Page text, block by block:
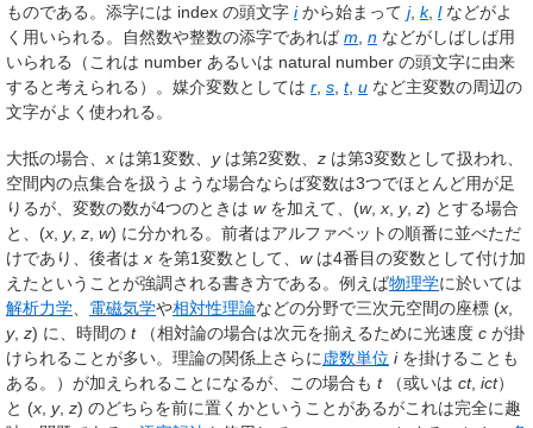
ものである。添字には index の頭文字 iから始まって j, k, lなどがよ
く用いられる。自然数や整数の添字であれば m n などがしばしば用
いられる（これは number あるいは natural number の頭文字に由来
すると考えられる）。媒介変数としては r s t, u など主変数の周辺の
文字がよく使われる。
大抵の場合、x は第1変数、 yは第2変数、 z は第3変数として扱われ、
空間内の点集合を扱うような場合ならば変数は3つでほとんど用が足
りるが、変数の数が4つのときは wを加えて、(w,x, y, z) とする場合
と、(x, y, z, w) に分かれる。前者はアルファベットの順番に並べただ
けであり、後者はx を第1変数として、 wは4番目の変数として付け加
えたということが強調される書き方である。例えば物理学に於いては
解析力学、 電磁気学や相対性理論などの分野で三次元空間の座標 (x,
y, z) に、時間の t（相対論の場合は次元を揃えるために光速度 c が掛
けられることが多い。理論の関係上さらに虚数単位 iを掛けることも
ある。）が加えられることになるが、この場合も t（或いは ct, ict）
と (x, y, z) のどちらを前に置くかということがあるがこれは完全に趣